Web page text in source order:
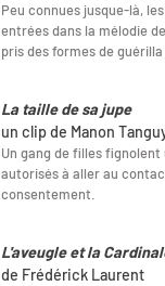
Peu connues jusque-là,
entrées dans la mélodie
pris des formes de guérilla
La taille de sa jupe
un clip de Manon
Un gang de filles
autorisés à aller au
consentement.
L'aveugle et la
de Frédérick Laurent